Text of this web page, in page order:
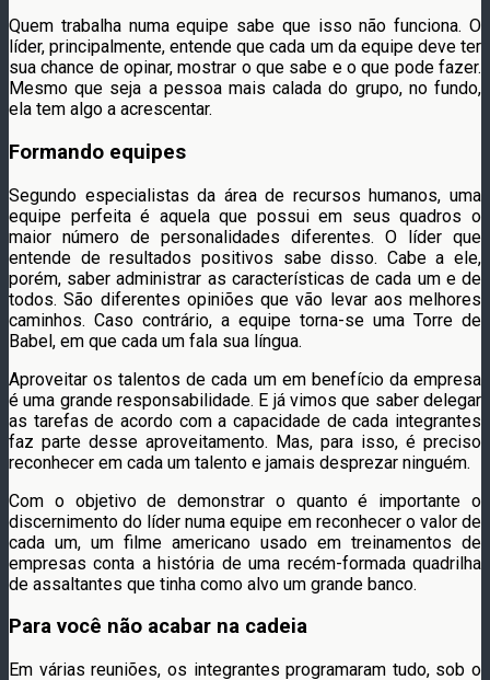
Quem trabalha numa equipe sabe que isso não funciona. O
líder, principalmente, entende que cada um da equipe deve ter
sua chance de opinar, mostrar o que sabe e o que pode fazer.
Mesmo que seja a pessoa mais calada do grupo, no fundo,
ela tem algo a acrescentar.
Formando equipes
Segundo especialistas da área de recursos humanos, uma
equipe perfeita é aquela que possui em seus quadros o
maior número de personalidades diferentes. O líder que
entende de resultados positivos sabe disso. Cabe a ele,
porém, saber administrar as características de cada um e de
todos. São diferentes opiniões que vão levar aos melhores
caminhos. Caso contrário, a equipe torna-se uma Torre de
Babel, em que cada um fala sua língua.
Aproveitar os talentos de cada um em benefício da empresa
é uma grande responsabilidade. E já vimos que saber delegar
as tarefas de acordo com a capacidade de cada integrantes
faz parte desse aproveitamento. Mas, para isso, é preciso
reconhecer em cada um talento e jamais desprezar ninguém.
Com o objetivo de demonstrar o quanto é importante o
discernimento do líder numa equipe em reconhecer o valor de
cada um, um filme americano usado em treinamentos de
empresas conta a história de uma recém-formada quadrilha
de assaltantes que tinha como alvo um grande banco.
Para você não acabar na cadeia
Em várias reuniões, os integrantes programaram tudo, sob o